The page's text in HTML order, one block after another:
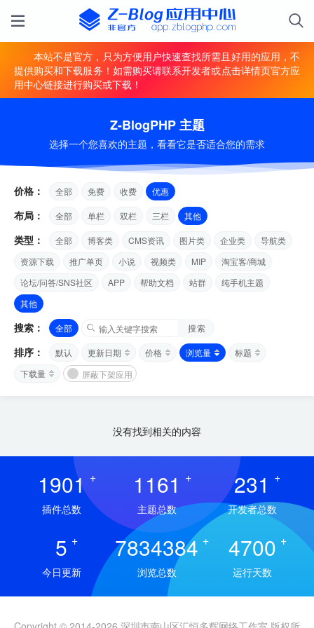
本站不是官方，只为方便用户快速查找所需且好用的应用，不
提供购买和下载服务！如需购买请联系开发者或点击详情页官方应
用中心链接进行购买或下载！
Z-BlogPHP 主题
选择一个您喜欢的主题，看看它是否适合您的需求
价格： 全部 免费 收费 优惠
布局： 全部 单栏 双栏 三栏 其他
类型： 全部 博客类 CMS资讯 图片类 企业类
导航类
资源下载
推广单页 小说 视频类 MIP
淘宝客/商城
论坛/问答/SNS社区
APP 帮助文档 站群
纯手机主题
其他
搜索： 全部 搜索
排序： 默认 更新日期 价格 浏览量
标题
下载量
屏蔽下架应用
没有找到相关的内容
1901 +
插件总数
1161 +
主题总数
231 +
开发者总数
5 +
今日更新
7834384 +
浏览总数
4700 +
运行天数